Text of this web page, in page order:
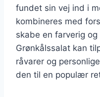
fundet sin vej ind i
kombineres med
skabe en farverig
Grønkålssalat kan
råvarer og
den til en populær